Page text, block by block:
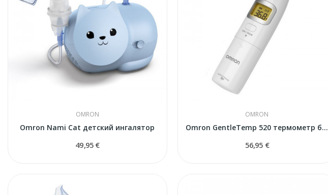
OMRON
Omron Nami Cat детский ингалятор
49,95 €
OMRON
Omron GentleTemp 520 термометр безконтактный
56,95 €